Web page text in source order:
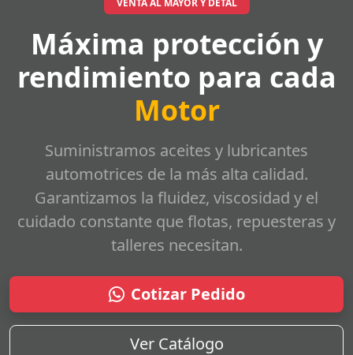
VENTA AL MAYOR Y DETAL
Máxima protección y
rendimiento para cada
Motor
Suministramos aceites y lubricantes
automotrices de la más alta calidad.
Garantizamos la fluidez, viscosidad y el
cuidado constante que flotas, repuesteras y
talleres necesitan.
Cotizar Pedido
Ver Catálogo